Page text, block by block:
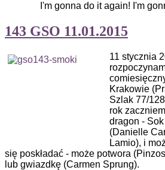
I'm gonna do it again! I'm
143 GSO 11.01.2015
11 stycznia
Krakowie
Szlak 77/
rok
dragon -
(Danielle
Lamio), i
się poskładać - może potwora
lub gwiazdkę (Carmen Sprung).